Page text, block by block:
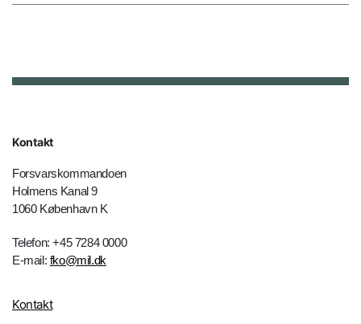
Kontakt
Forsvarskommandoen
Holmens Kanal 9
1060 København K
Telefon: +45 7284 0000
E-mail: fko@mil.dk
Kontakt